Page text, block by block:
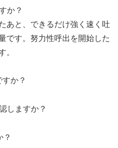
か？
あと、できるだけ強く速く吐
です。努力性呼出を開始した
か？
しますか？